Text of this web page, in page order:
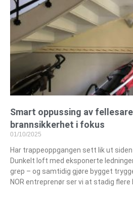
Smart oppussing av
brannsikkerhet i fokus
01/10/2025
Har trappeoppgangen sett lik ut
Dunkelt loft med eksponerte
grep – og samtidig gjøre bygget
NOR entreprenør ser vi at stadig